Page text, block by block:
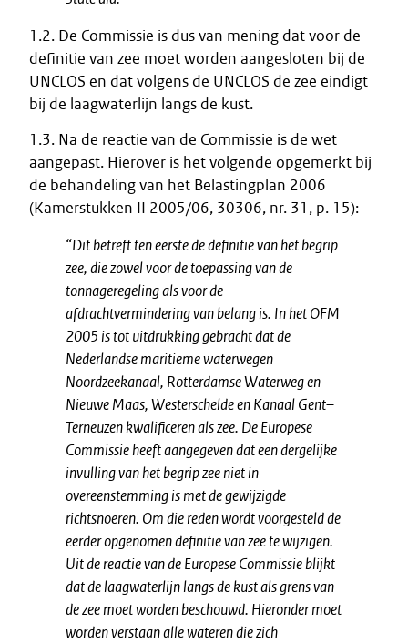
1.2. De Commissie is dus van mening dat voor de
definitie van zee moet worden aangesloten bij de
UNCLOS en dat volgens de UNCLOS de zee eindigt
bij de laagwaterlijn langs de kust.
1.3. Na de reactie van de Commissie is de wet
aangepast. Hierover is het volgende opgemerkt bij
de behandeling van het Belastingplan 2006
(Kamerstukken II 2005/06, 30306, nr. 31, p. 15):
“Dit betreft ten eerste de definitie van het begrip
zee, die zowel voor de toepassing van de
tonnageregeling als voor de
afdrachtvermindering van belang is. In het OFM
2005 is tot uitdrukking gebracht dat de
Nederlandse maritieme waterwegen
Noordzeekanaal, Rotterdamse Waterweg en
Nieuwe Maas, Westerschelde en Kanaal Gent–
Terneuzen kwalificeren als zee. De Europese
Commissie heeft aangegeven dat een dergelijke
invulling van het begrip zee niet in
overeenstemming is met de gewijzigde
richtsnoeren. Om die reden wordt voorgesteld de
eerder opgenomen definitie van zee te wijzigen.
Uit de reactie van de Europese Commissie blijkt
dat de laagwaterlijn langs de kust als grens van
de zee moet worden beschouwd. Hieronder moet
worden verstaan alle wateren die zich